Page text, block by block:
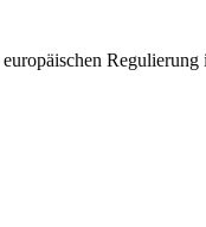
Regulierung